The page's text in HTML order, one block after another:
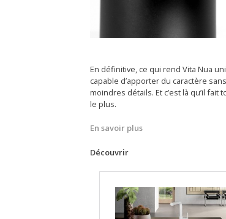
En définitive, ce qui rend Vita Nua
capable d’apporter du caractère
moindres détails. Et c’est là qu’il
le plus.
En savoir plus
Découvrir